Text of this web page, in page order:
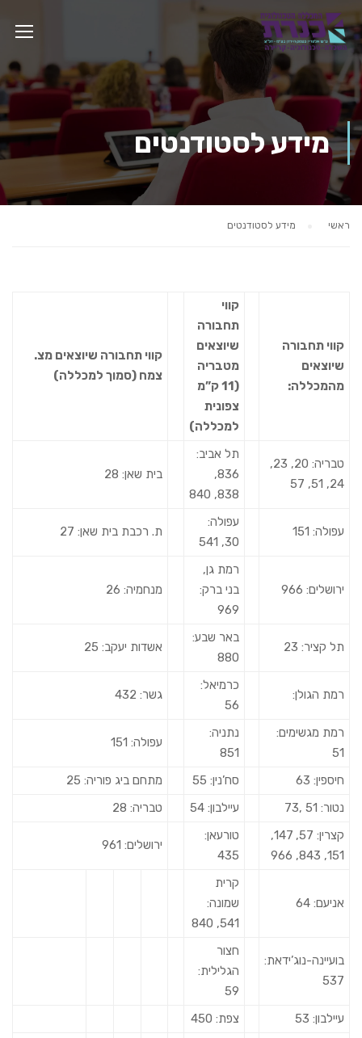
מידע לסטודנטים
ראשי מידע לסטודנטים
קווי תחבורה
שיוצאים
מהמכללה:
קווי
תחבורה
שיוצאים
מטבריה
(11 ק”מ
צפונית
למכללה)
קווי תחבורה שיוצאים מצ.
צמח (סמוך למכללה)
טבריה: 20, 23,
24, 51, 57
תל אביב:
836,
838, 840
בית שאן: 28
עפולה: 151
עפולה:
30, 541
ת. רכבת בית שאן: 27
ירושלים: 966
רמת גן,
בני ברק:
969
מנחמיה: 26
תל קציר: 23
באר שבע:
880
אשדות יעקב: 25
רמת הגולן:
כרמיאל:
56
גשר: 432
רמת מגשימים:
51
נתניה:
851
עפולה: 151
חיספין: 63 סח’נין: 55
מתחם ביג פוריה: 25
נטור: 51 ,73
עיילבון: 54
טבריה: 28
קצרין: 57, 147,
151, 843, 966
טורעאן:
435
ירושלים: 961
אניעם: 64
קרית
שמונה:
541, 840
בועיינה-נוג’ידאת:
537
חצור
הגלילית:
59
עיילבון: 53
צפת: 450